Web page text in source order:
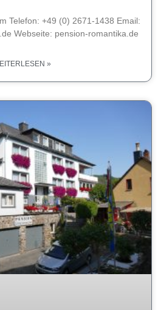
Telefon: +49 (0) 2671-1438 Email:
Webseite: pension-romantika.de
»